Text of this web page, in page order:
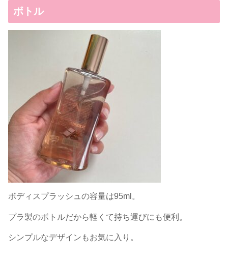
ボトル
ボディスプラッシュの容量は95ml。
プラ製のボトルだから軽くて持ち運びにも便利。
シンプルなデザインもお気に入り。